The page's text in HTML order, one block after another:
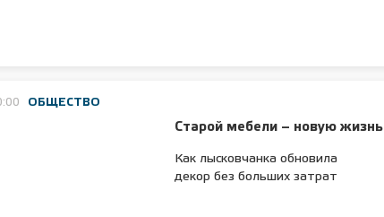
ОБЩЕСТВО
Старой мебели – новую жизнь
Как лысковчанка обновила
декор без больших затрат